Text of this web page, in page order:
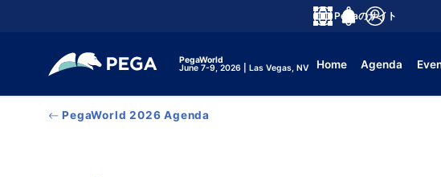
PegaWorld
June 7-9, 2026 | Las Vegas, NV Home Agenda
Pegaのサイト
PegaWorld 2026 Agenda